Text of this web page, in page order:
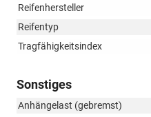
Reifenhersteller
Reifentyp
Tragfähigkeitsindex
Sonstiges
Anhängelast (gebremst)